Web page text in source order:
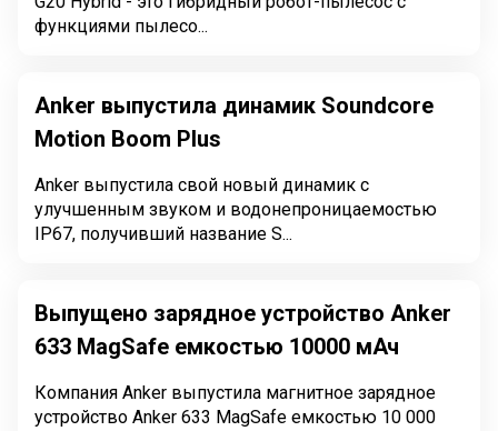
функциями пылесо...
Anker выпустила динамик Soundcore
Motion Boom Plus
Anker выпустила свой новый динамик с
улучшенным звуком и водонепроницаемостью
IP67, получивший название S...
Выпущено зарядное устройство Anker
633 MagSafe емкостью 10000 мАч
Компания Anker выпустила магнитное зарядное
устройство Anker 633 MagSafe емкостью 10 000